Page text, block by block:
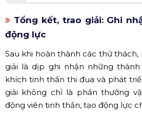
Tổng kết, trao giải: Ghi
động lực
Sau khi hoàn thành các thử
giải là dịp ghi nhận những
khích tinh thần thi đua và phát
giải không chỉ là phần thưởng
động viên tinh thần, tạo động lực